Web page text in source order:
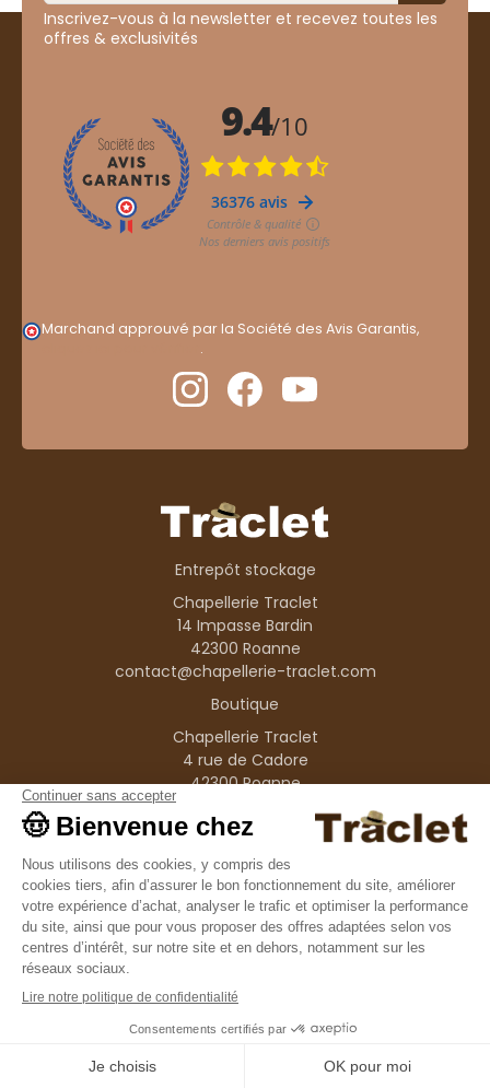
Inscrivez-vous à la newsletter et recevez toutes les
offres & exclusivités
Marchand approuvé par la Société des Avis Garantis,
.
Entrepôt stockage
Chapellerie Traclet
14 Impasse Bardin
42300 Roanne
contact@chapellerie-traclet.com
Boutique
Chapellerie Traclet
4 rue de Cadore
42300 Roanne
Produits
Nos marques
Informations